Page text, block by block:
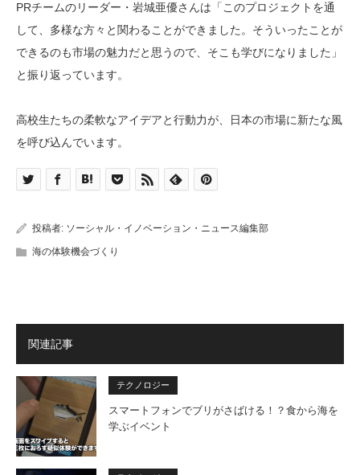
PRチームのリーダー・岩城亜優さんは「このプロジェクトを通
して、多様な方々と関わることができました。そういったことが
できるのも市場の魅力だと思うので、そこも学びになりました」
と振り返っています。
高校生たちの柔軟なアイデアと行動力が、日本の市場に新たな風
を呼び込んでいます。
投稿者: ソーシャル・イノベーション・ニュース編集部
海の体験機会づくり
関連記事
テクノロジー
スマートフォンでブリがさばける！？食から海を
学ぶイベント